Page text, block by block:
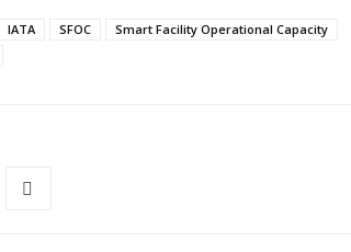
IATA SFOC
Smart Facility Operational Capacity